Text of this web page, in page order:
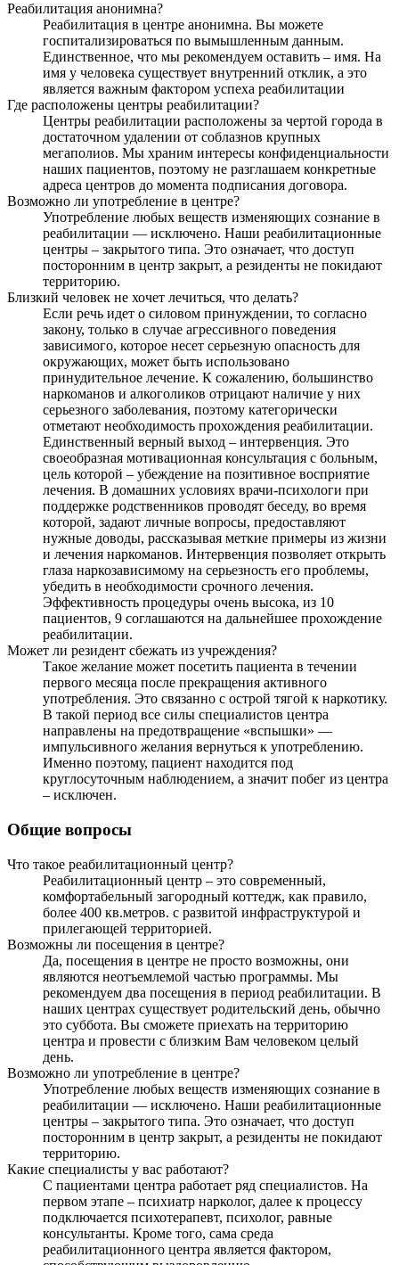
Реабилитация анонимна?
Реабилитация в центре анонимна. Вы можете
госпитализироваться по вымышленным данным.
Единственное, что мы рекомендуем оставить – имя. На
имя у человека существует внутренний отклик, а это
является важным фактором успеха реабилитации
Где расположены центры реабилитации?
Центры реабилитации расположены за чертой города в
достаточном удалении от соблазнов крупных
мегаполиов. Мы храним интересы конфиденциальности
наших пациентов, поэтому не разглашаем конкретные
адреса центров до момента подписания договора.
Возможно ли употребление в центре?
Употребление любых веществ изменяющих сознание в
реабилитации — исключено. Наши реабилитационные
центры – закрытого типа. Это означает, что доступ
посторонним в центр закрыт, а резиденты не покидают
территорию.
Близкий человек не хочет лечиться, что делать?
Если речь идет о силовом принуждении, то согласно
закону, только в случае агрессивного поведения
зависимого, которое несет серьезную опасность для
окружающих, может быть использовано
принудительное лечение. К сожалению, большинство
наркоманов и алкоголиков отрицают наличие у них
серьезного заболевания, поэтому категорически
отметают необходимость прохождения реабилитации.
Единственный верный выход – интервенция. Это
своеобразная мотивационная консультация с больным,
цель которой – убеждение на позитивное восприятие
лечения. В домашних условиях врачи-психологи при
поддержке родственников проводят беседу, во время
которой, задают личные вопросы, предоставляют
нужные доводы, рассказывая меткие примеры из жизни
и лечения наркоманов. Интервенция позволяет открыть
глаза наркозависимому на серьезность его проблемы,
убедить в необходимости срочного лечения.
Эффективность процедуры очень высока, из 10
пациентов, 9 соглашаются на дальнейшее прохождение
реабилитации.
Может ли резидент сбежать из учреждения?
Такое желание может посетить пациента в течении
первого месяца после прекращения активного
употребления. Это связанно с острой тягой к наркотику.
В такой период все силы специалистов центра
направлены на предотвращение «вспышки» —
импульсивного желания вернуться к употреблению.
Именно поэтому, пациент находится под
круглосуточным наблюдением, а значит побег из центра
– исключен.
Общие вопросы
Что такое реабилитационный центр?
Реабилитационный центр – это современный,
комфортабельный загородный коттедж, как правило,
более 400 кв.метров. с развитой инфраструктурой и
прилегающей территорией.
Возможны ли посещения в центре?
Да, посещения в центре не просто возможны, они
являются неотъемлемой частью программы. Мы
рекомендуем два посещения в период реабилитации. В
наших центрах существует родительский день, обычно
это суббота. Вы сможете приехать на территорию
центра и провести с близким Вам человеком целый
день.
Возможно ли употребление в центре?
Употребление любых веществ изменяющих сознание в
реабилитации — исключено. Наши реабилитационные
центры – закрытого типа. Это означает, что доступ
посторонним в центр закрыт, а резиденты не покидают
территорию.
Какие специалисты у вас работают?
С пациентами центра работает ряд специалистов. На
первом этапе – психиатр нарколог, далее к процессу
подключается психотерапевт, психолог, равные
консультанты. Кроме того, сама среда
реабилитационного центра является фактором,